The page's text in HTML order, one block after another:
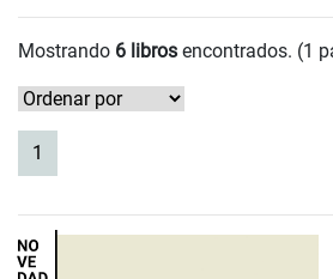
Mostrando 6 libros encontrados. (1
1